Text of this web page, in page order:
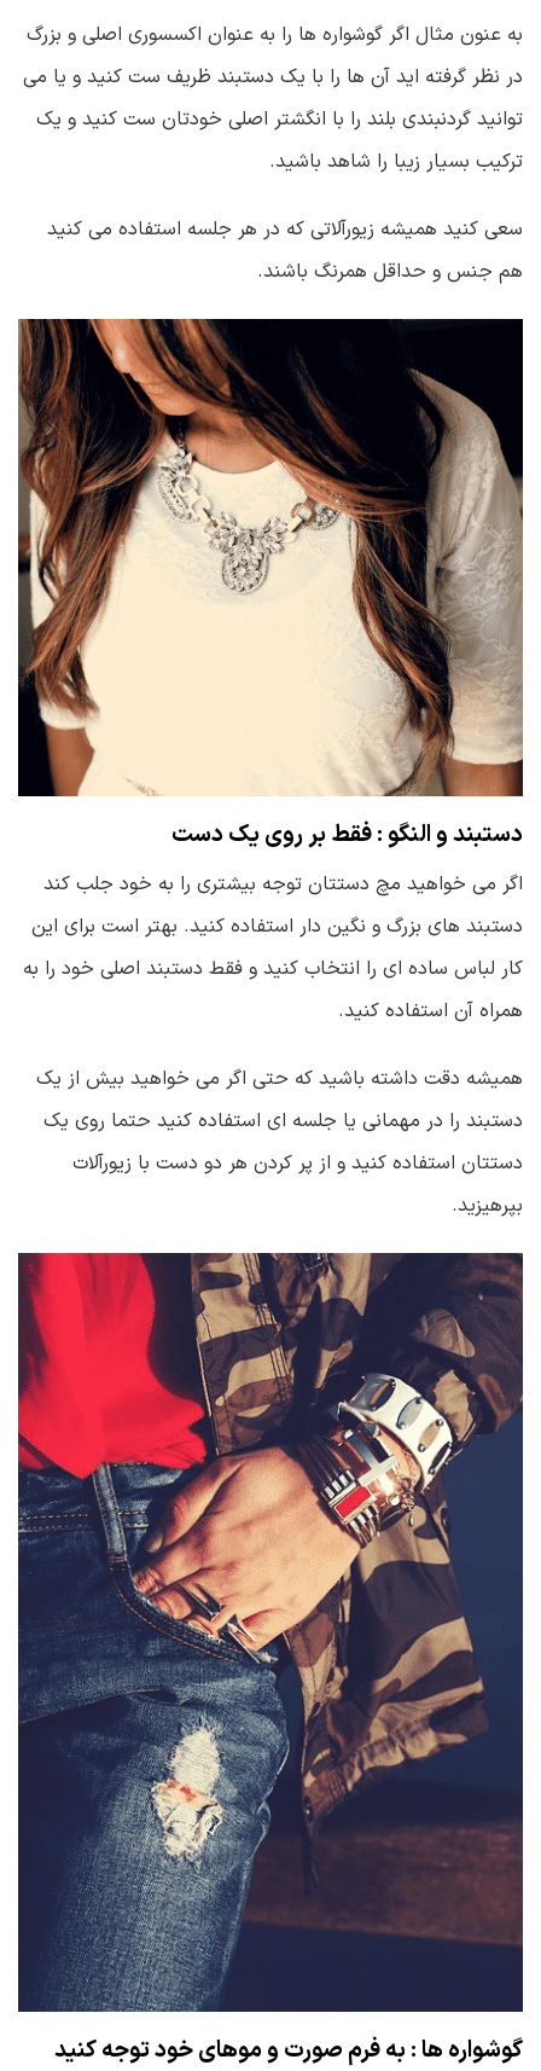
به عنون مثال اگر گوشواره ها را به عنوان اکسسوری اصلی و بزرگ
در نظر گرفته اید آن ها را با یک دستبند ظریف ست کنید و یا می
توانید گردنبندی بلند را با انگشتر اصلی خودتان ست کنید و یک
ترکیب بسیار زیبا را شاهد باشید.
سعی کنید همیشه زیورآلاتی که در هر جلسه استفاده می کنید
هم جنس و حداقل همرنگ باشند.
دستبند و النگو : فقط بر روی یک دست
اگر می خواهید مچ دستتان توجه بیشتری را به خود جلب کند
دستبند های بزرگ و نگین دار استفاده کنید. بهتر است برای این
کار لباس ساده ای را انتخاب کنید و فقط دستبند اصلی خود را به
همراه آن استفاده کنید.
همیشه دقت داشته باشید که حتی اگر می خواهید بیش از یک
دستبند را در مهمانی یا جلسه ای استفاده کنید حتما روی یک
دستتان استفاده کنید و از پر کردن هر دو دست با زیورآلات
بپرهیزید.
گوشواره ها : به فرم صورت و موهای خود توجه کنید